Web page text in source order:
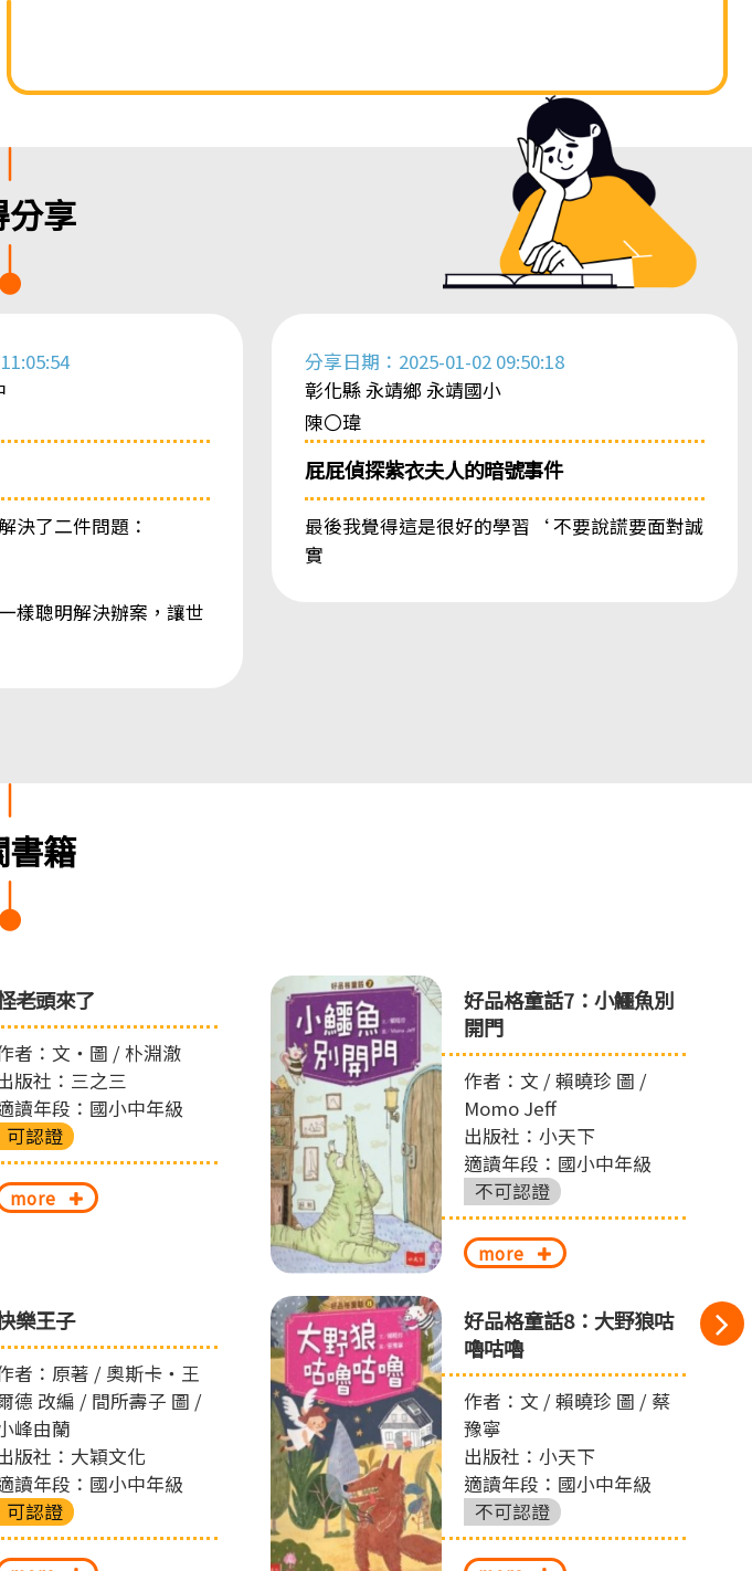
分享
決了二件問題：
樣聰明解決辦案，讓世
分享日期：2025-01-02 09:50:18
彰化縣 永靖鄉 永靖國小
陳〇瑋
屁屁偵探紫衣夫人的暗號事件
最後我覺得這是很好的學習‘ 不要說謊要面對誠
實
書籍
老頭來了
者：文‧圖 / 朴淵澈
版社：三之三
讀年段：國小中年級
可認證
more
樂王子
者：原著 / 奧斯卡‧王
德 改編 / 間所壽子 圖 /
峰由蘭
版社：大穎文化
讀年段：國小中年級
可認證
好品格童話7：小鱷魚別
開門
作者：文 / 賴曉珍 圖 /
Momo Jeff
出版社：小天下
適讀年段：國小中年級
不可認證
more
好品格童話8：大野狼咕
嚕咕嚕
作者：文 / 賴曉珍 圖 / 蔡
豫寧
出版社：小天下
適讀年段：國小中年級
不可認證